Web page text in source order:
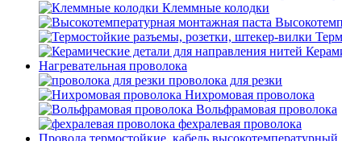
Клеммные колодки
Нагревательная проволока
проволока для резки
Нихромовая проволока
Вольфрамовая проволока
фехралевая проволока
Провода термостойкие, кабель высокотемпературный